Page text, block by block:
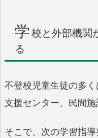
学校と外部機関
る
不登校児童生徒の多
支援センター、民間施
そこで、次の学習指